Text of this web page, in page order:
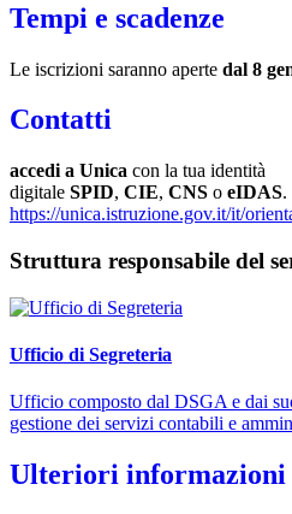
Tempi e scadenze
Le iscrizioni saranno aperte dal 8
Contatti
accedi a Unica con la tua identità
digitale SPID, CIE, CNS o eIDAS.
https://unica.istruzione.gov.it/it/
Struttura responsabile del
Ufficio di Segreteria
Ufficio composto dal DSGA e dai
gestione dei servizi contabili e
Ulteriori informazioni